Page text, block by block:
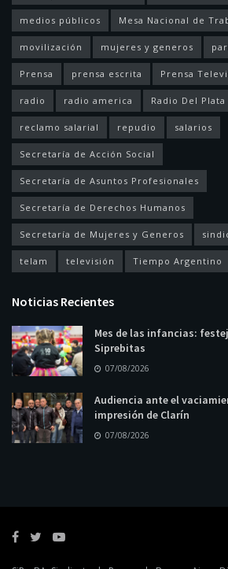
medios públicos Mesa Nacional de
movilización mujeres y generos
Prensa prensa escrita Prensa
radio radio america Radio Del Plata
reclamo salarial repudio salarios
Secretaría de Acción Social
Secretaría de Asuntos Profesionales
Secretaría de Derechos Humanos
Secretaría de Mujeres y Generos
telam televisión Tiempo Argentino
Noticias Recientes
Mes de las infancias:
Siprebitas
07/08/2026
Audiencia ante el
impresión de Clarín
07/08/2026